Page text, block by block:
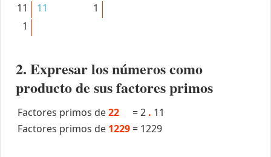
11
11
1
1
2. Expresar los números como
producto de sus factores primos
Factores primos de22 =2 . 11
Factores primos de 1229 = 1229